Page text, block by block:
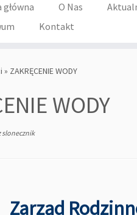
O Nas
Kontakt
» ZAKRĘCENIE WODY
WODY
slonecznik
Zarząd